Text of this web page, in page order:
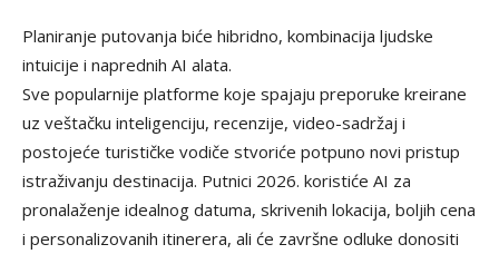
Planiranje putovanja biće hibridno, kombinacija ljudske
intuicije i naprednih AI alata.
Sve popularnije platforme koje spajaju preporuke kreirane
uz veštačku inteligenciju, recenzije, video-sadržaj i
postojeće turističke vodiče stvoriće potpuno novi pristup
istraživanju destinacija. Putnici 2026. koristiće AI za
pronalaženje idealnog datuma, skrivenih lokacija, boljih cena
i personalizovanih itinerera, ali će završne odluke donositi